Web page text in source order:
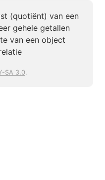
(quotiënt) van een
gehele getallen
van een object
SA 3.0.